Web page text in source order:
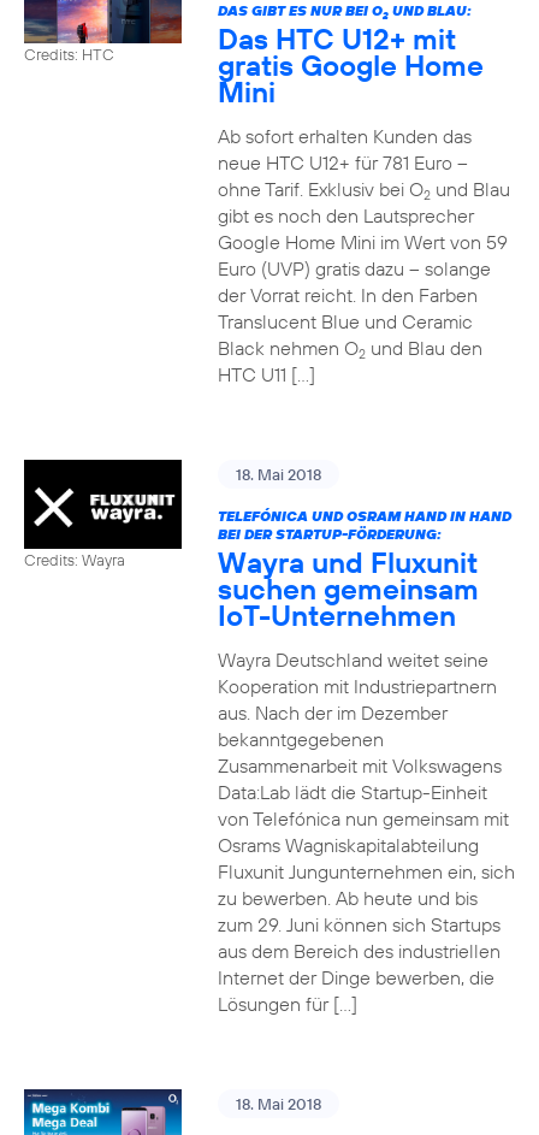
Credits: HTC
DAS GIBT ES NUR BEI O2UND BLAU:
Das HTC U12+ mit
gratis Google Home
Mini
Ab sofort erhalten Kunden das
neue HTC U12+ für 781 Euro –
ohne Tarif. Exklusiv bei O2und Blau
gibt es noch den Lautsprecher
Google Home Mini im Wert von 59
Euro (UVP) gratis dazu – solange
der Vorrat reicht. In den Farben
Translucent Blue und Ceramic
Black nehmen O2und Blau den
HTC U11 […]
Credits: Wayra
18. Mai 2018
TELEFÓNICA UND OSRAM HAND IN HAND
BEI DER STARTUP-FÖRDERUNG:
Wayra und Fluxunit
suchen gemeinsam
IoT-Unternehmen
Wayra Deutschland weitet seine
Kooperation mit Industriepartnern
aus. Nach der im Dezember
bekanntgegebenen
Zusammenarbeit mit Volkswagens
Data:Lab lädt die Startup-Einheit
von Telefónica nun gemeinsam mit
Osrams Wagniskapitalabteilung
Fluxunit Jungunternehmen ein, sich
zu bewerben. Ab heute und bis
zum 29. Juni können sich Startups
aus dem Bereich des industriellen
Internet der Dinge bewerben, die
Lösungen für […]
18. Mai 2018